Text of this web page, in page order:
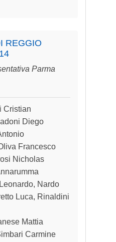
REGGIO
Parma
Cristian
Diego
Francesco
Nicholas
Nardo
Luca, Rinaldini
Mattia
Carmine